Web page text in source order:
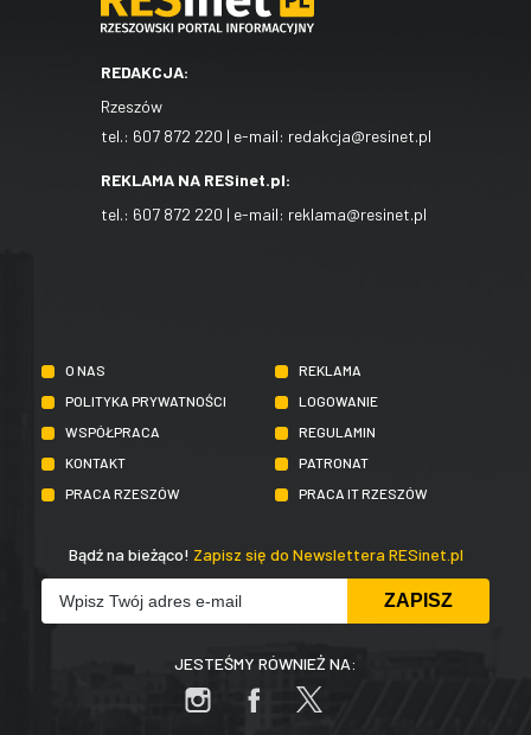
REDAKCJA:
Rzeszów
tel.: 607 872 220 | e-mail: redakcja@resinet.pl
REKLAMA NA RESinet.pl:
tel.: 607 872 220 | e-mail: reklama@resinet.pl
O NAS
REKLAMA
POLITYKA PRYWATNOŚCI
LOGOWANIE
WSPÓŁPRACA
REGULAMIN
KONTAKT
PATRONAT
PRACA RZESZÓW
PRACA IT RZESZÓW
Bądź na bieżąco! Zapisz się do Newslettera RESinet.pl
JESTEŚMY RÓWNIEŻ NA: